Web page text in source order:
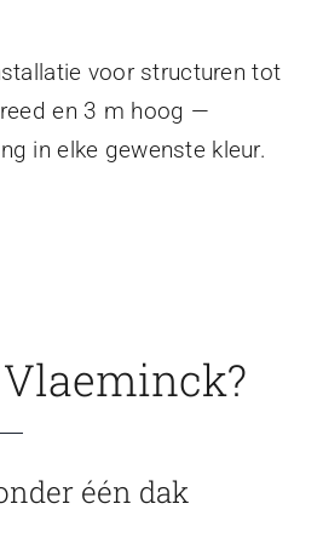
voor structuren tot
en 3 m hoog —
in elke gewenste kleur.
één dak